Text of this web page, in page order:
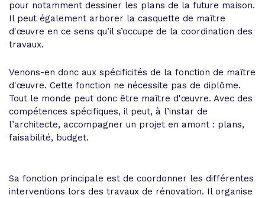
pour notamment dessiner les plans de la future maison.
Il peut également arborer la casquette de maître
d'œuvre en ce sens qu’il s’occupe de la coordination des
travaux.
Venons-en donc aux spécificités de la fonction de maître
d'œuvre. Cette fonction ne nécessite pas de diplôme.
Tout le monde peut donc être maître d'œuvre. Avec des
compétences spécifiques, il peut, à l’instar de
l’architecte, accompagner un projet en amont : plans,
faisabilité, budget.
Sa fonction principale est de coordonner les différentes
interventions lors des travaux de rénovation. Il organise